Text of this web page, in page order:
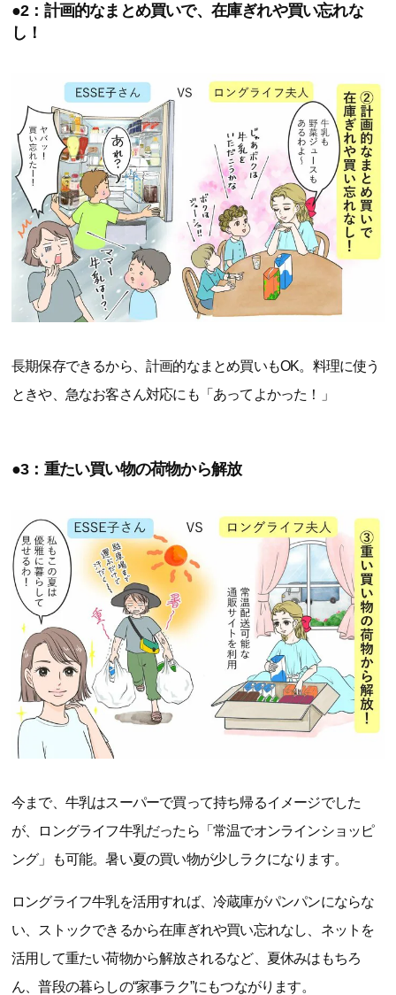
●2：計画的なまとめ買いで、在庫ぎれや買い忘れな
し！
長期保存できるから、計画的なまとめ買いもOK。料理に使う
ときや、急なお客さん対応にも「あってよかった！」
●3：重たい買い物の荷物から解放
今まで、牛乳はスーパーで買って持ち帰るイメージでした
が、ロングライフ牛乳だったら「常温でオンラインショッピ
ング」も可能。暑い夏の買い物が少しラクになります。
ロングライフ牛乳を活用すれば、冷蔵庫がパンパンにならな
い、ストックできるから在庫ぎれや買い忘れなし、ネットを
活用して重たい荷物から解放されるなど、夏休みはもちろ
ん、普段の暮らしの“家事ラク”にもつながります。